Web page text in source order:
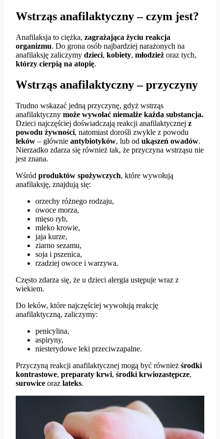
Wstrząs anafilaktyczny – czym jest?
Anafilaksja to ciężka, zagrażająca życiu reakcja
organizmu. Do grona osób najbardziej narażonych na
anafilaksję zaliczymy dzieci, kobiety, młodzież oraz tych,
którzy cierpią na atopię.
Wstrząs anafilaktyczny – przyczyny
Trudno wskazać jedną przyczynę, gdyż wstrząs
anafilaktyczny może wywołać niemalże każda substancja.
Dzieci najczęściej doświadczają reakcji anafilaktycznej z
powodu żywności, natomiast dorośli zwykle z powodu
leków – głównie antybiotyków, lub od ukąszeń owadów.
Nierzadko zdarza się również tak, że przyczyna wstrząsu nie
jest znana.
Wśród produktów spożywczych, które wywołują
anafilaksję, znajdują się:
orzechy różnego rodzaju,
owoce morza,
mięso ryb,
mleko krowie,
jaja kurze,
ziarno sezamu,
soja i pszenica,
rzadziej owoce i warzywa.
Często zdarza się, że u dzieci alergia ustępuje wraz z
wiekiem.
Do leków, które najczęściej wywołują reakcję
anafilaktyczną, zaliczymy:
penicylina,
aspiryny,
niesterydowe leki przeciwzapalne.
Przyczyną reakcji anafilaktycznej mogą być również środki
kontrastowe, preparaty krwi, środki krwiozastępcze,
surowice oraz lateks.